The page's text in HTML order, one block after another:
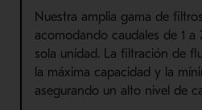
Nuestra amplia gama de
acomodando caudales de 1 a
sola unidad. La filtración de
la máxima capacidad y la
asegurando un alto nivel de